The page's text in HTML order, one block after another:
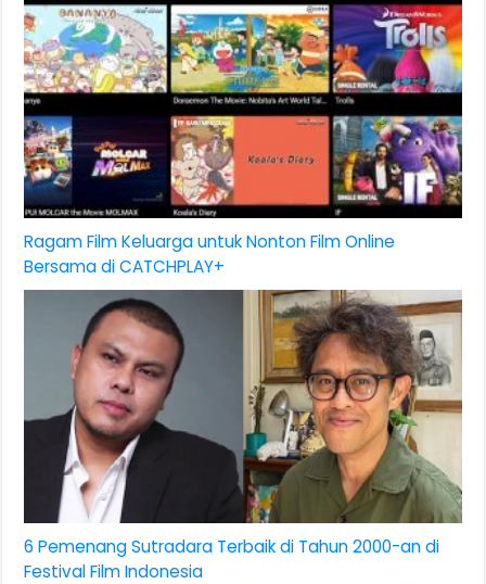
Ragam Film Keluarga untuk Nonton Film Online
Bersama di CATCHPLAY+
6 Pemenang Sutradara Terbaik di Tahun 2000-an di
Festival Film Indonesia